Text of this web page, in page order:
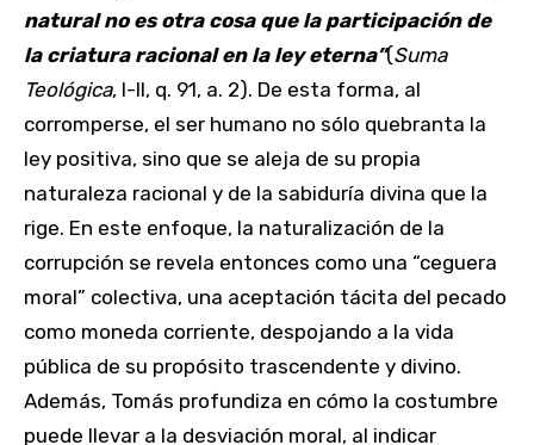
natural no es otra cosa que la participación de
la criatura racional en la ley eterna”(Suma
Teológica, I-II, q. 91, a. 2). De esta forma, al
corromperse, el ser humano no sólo quebranta la
ley positiva, sino que se aleja de su propia
naturaleza racional y de la sabiduría divina que la
rige. En este enfoque, la naturalización de la
corrupción se revela entonces como una “ceguera
moral” colectiva, una aceptación tácita del pecado
como moneda corriente, despojando a la vida
pública de su propósito trascendente y divino.
Además, Tomás profundiza en cómo la costumbre
puede llevar a la desviación moral, al indicar